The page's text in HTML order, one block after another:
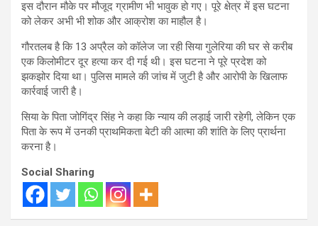
इस दौरान मौके पर मौजूद ग्रामीण भी भावुक हो गए। पूरे क्षेत्र में इस घटना
को लेकर अभी भी शोक और आक्रोश का माहौल है।
गौरतलब है कि 13 अप्रैल को कॉलेज जा रही सिया गुलेरिया की घर से करीब
एक किलोमीटर दूर हत्या कर दी गई थी। इस घटना ने पूरे प्रदेश को
झकझोर दिया था। पुलिस मामले की जांच में जुटी है और आरोपी के खिलाफ
कार्रवाई जारी है।
सिया के पिता जोगिंद्र सिंह ने कहा कि न्याय की लड़ाई जारी रहेगी, लेकिन एक
पिता के रूप में उनकी प्राथमिकता बेटी की आत्मा की शांति के लिए प्रार्थना
करना है।
Social Sharing